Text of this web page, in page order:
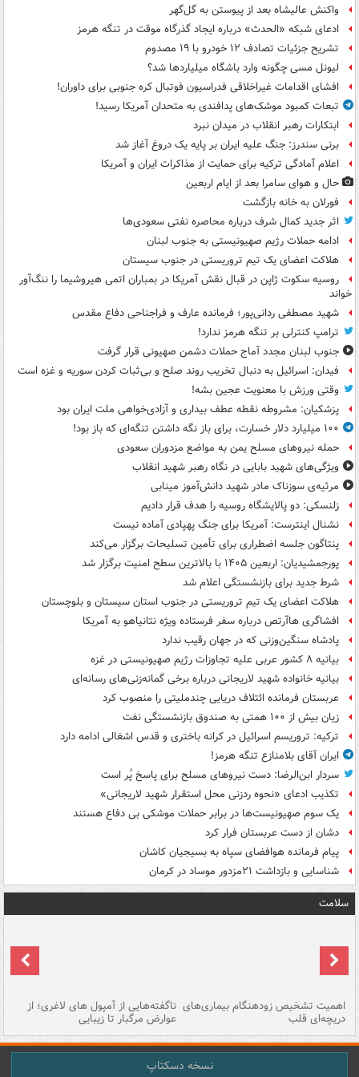
واکنش عالیشاه بعد از پیوستن به گل‌گهر
ادعای شبکه «الحدث» درباره ایجاد گذرگاه موقت در تنگه هرمز
تشریح جزئیات تصادف ۱۲ خودرو با ۱۹ مصدوم
لیونل مسی چگونه وارد باشگاه میلیاردها شد؟
افشای اقدامات غیراخلاقی فدراسیون فوتبال کره جنوبی برای داوران!
تبعات کمبود موشک‌های پدافندی به متحدان آمریکا رسید!
ابتکارات رهبر انقلاب در میدان نبرد
برنی سندرز: جنگ علیه ایران بر پایه یک دروغ آغاز شد
اعلام آمادگی ترکیه برای حمایت از مذاکرات ایران و آمریکا
حال و هوای سامرا بعد از ایام اربعین
فورلان به خانه بازگشت
اثر جدید کمال شرف درباره محاصره نفتی سعودی‌ها
ادامه حملات رژیم صهیونیستی به جنوب لبنان
هلاکت اعضای یک تیم تروریستی در جنوب سیستان
روسیه سکوت ژاپن در قبال نقش آمریکا در بمباران اتمی هیروشیما را ننگ‌آور
خواند
شهید مصطفی ردانی‌پور؛ فرمانده عارف و فراجناحی دفاع مقدس
ترامپ کنترلی بر تنگه هرمز ندارد!
جنوب لبنان مجدد آماج حملات دشمن صهیونی قرار گرفت
فیدان: اسرائیل به دنبال تخریب روند صلح و بی‌ثبات کردن سوریه و غزه است
وقتی ورزش با معنویت عجین بشه!
پزشکیان: مشروطه نقطه عطف بیداری و آزادی‌خواهی ملت ایران بود
۱۰۰ میلیارد دلار خسارت، برای باز نگه داشتن تنگه‌ای که باز بود!
حمله نیروهای مسلح یمن به مواضع مزدوران سعودی
ویژگی‌های شهید بابایی در نگاه رهبر شهید انقلاب
مرثیه‌ی سوزناک مادر شهید دانش‌آموز مینابی
زلنسکی: دو پالایشگاه روسیه را هدف قرار دادیم
نشنال اینترست: آمریکا برای جنگ پهپادی آماده نیست
پنتاگون جلسه اضطراری برای تأمین تسلیحات برگزار می‌کند
پورجمشیدیان: اربعین ۱۴۰۵ با بالاترین سطح امنیت برگزار شد
شرط جدید برای بازنشستگی اعلام شد
هلاکت اعضای یک تیم تروریستی در جنوب استان سیستان و بلوچستان
افشاگری هاآرتص درباره سفر فرستاده ویژه نتانیاهو به آمریکا
پادشاه سنگین‌وزنی که در جهان رقیب ندارد
بیانیه ۸ کشور عربی علیه تجاوزات رژیم صهیونیستی در غزه
بیانیه خانواده شهید لاریجانی درباره برخی گمانه‌زنی‌های رسانه‌ای
عربستان فرمانده ائتلاف دریایی چندملیتی را منصوب کرد
زیان بیش از ۱۰۰ همتی به صندوق‌ بازنشستگی نفت
ترکیه: تروریسم اسرائیل در کرانه باختری و قدس اشغالی ادامه دارد
ایران آقای بلامنازع تنگه هرمز!
سردار ابن‌الرضا: دست نیروهای مسلح برای پاسخ پُر است
تکذیب ادعای «نحوه ردزنی محل استقرار شهید لاریجانی»
یک‌ سوم صهیونیست‌ها در برابر حملات موشکی بی دفاع هستند
دشان از دست عربستان فرار کرد
پیام فرمانده هوافضای سپاه به بسیجیان کاشان
شناسایی و بازداشت ۲۱مزدور موساد در کرمان
سلامت
اهمیت تشخیص زودهنگام بیماری‌های
دریچه‌ای قلب
ناگفته‌هایی از آمپول های لاغری؛ از
عوارض مرگبار تا زیبایی
نسخه دسکتاپ